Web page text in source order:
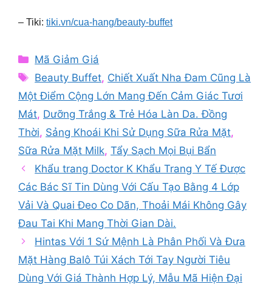
– Tiki: tiki.vn/cua-hang/beauty-buffet
Categories
Mã Giảm Giá
Tags
Beauty Buffet, Chiết Xuất Nha Đam Cũng Là
Một Điểm Cộng Lớn Mang Đến Cảm Giác Tươi
Mát, Dưỡng Trắng & Trẻ Hóa Làn Da. Đồng
Thời, Sảng Khoái Khi Sử Dụng Sữa Rửa Mặt,
Sữa Rửa Mặt Milk, Tẩy Sạch Mọi Bụi Bẩn
Khẩu trang Doctor K Khẩu Trang Y Tế Được
Các Bác Sĩ Tin Dùng Với Cấu Tạo Bằng 4 Lớp
Vải Và Quai Đeo Co Dãn, Thoải Mái Không Gây
Đau Tai Khi Mang Thời Gian Dài.
Hintas Với 1 Sứ Mệnh Là Phân Phối Và Đưa
Mặt Hàng Balô Túi Xách Tới Tay Người Tiêu
Dùng Với Giá Thành Hợp Lý, Mẫu Mã Hiện Đại